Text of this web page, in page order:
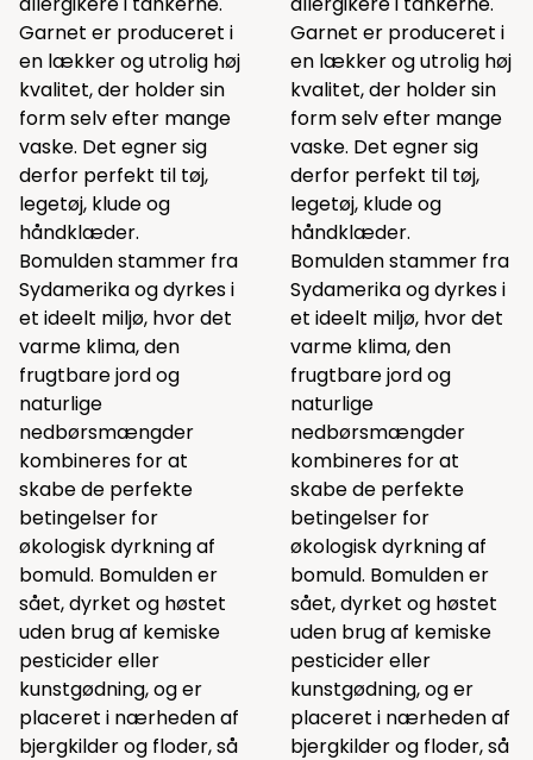
Garnet er produceret i
en lækker og utrolig høj
kvalitet, der holder sin
form selv efter mange
vaske. Det egner sig
derfor perfekt til tøj,
legetøj, klude og
håndklæder.
Bomulden stammer fra
Sydamerika og dyrkes i
et ideelt miljø, hvor det
varme klima, den
frugtbare jord og
naturlige
nedbørsmængder
kombineres for at
skabe de perfekte
betingelser for
økologisk dyrkning af
bomuld. Bomulden er
sået, dyrket og høstet
uden brug af kemiske
pesticider eller
kunstgødning, og er
placeret i nærheden af
bjergkilder og floder, så
Garnet er produceret i
en lækker og utrolig høj
kvalitet, der holder sin
form selv efter mange
vaske. Det egner sig
derfor perfekt til tøj,
legetøj, klude og
håndklæder.
Bomulden stammer fra
Sydamerika og dyrkes i
et ideelt miljø, hvor det
varme klima, den
frugtbare jord og
naturlige
nedbørsmængder
kombineres for at
skabe de perfekte
betingelser for
økologisk dyrkning af
bomuld. Bomulden er
sået, dyrket og høstet
uden brug af kemiske
pesticider eller
kunstgødning, og er
placeret i nærheden af
bjergkilder og floder, så